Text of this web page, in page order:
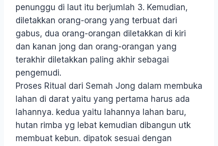
penunggu di laut itu berjumlah 3. Kemudian,
diletakkan orang-orang yang terbuat dari
gabus, dua orang-orangan diletakkan di kiri
dan kanan jong dan orang-orangan yang
terakhir diletakkan paling akhir sebagai
pengemudi.
Proses Ritual dari Semah Jong dalam membuka
lahan di darat yaitu yang pertama harus ada
lahannya. kedua yaitu lahannya lahan baru,
hutan rimba yg lebat kemudian dibangun utk
membuat kebun. dipatok sesuai dengan